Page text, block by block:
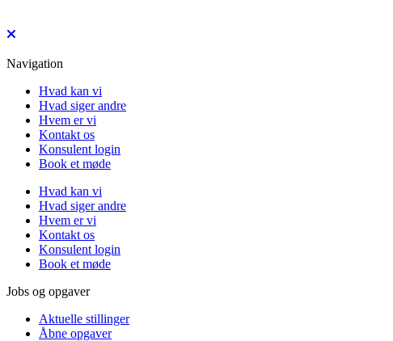
Navigation
Hvad kan vi
Hvad siger andre
Hvem er vi
Kontakt os
Konsulent login
Book et møde
Hvad kan vi
Hvad siger andre
Hvem er vi
Kontakt os
Konsulent login
Book et møde
Jobs og opgaver
Aktuelle stillinger
Åbne opgaver